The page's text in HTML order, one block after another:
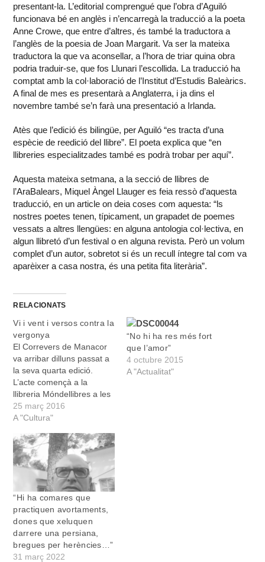
presentant-la. L’editorial comprengué que l’obra d’Aguiló
funcionava bé en anglès i n’encarregà la traducció a la poeta
Anne Crowe, que entre d’altres, és també la traductora a
l’anglès de la poesia de Joan Margarit. Va ser la mateixa
traductora la que va aconsellar, a l’hora de triar quina obra
podria traduir-se, que fos Llunari l’escollida. La traducció ha
comptat amb la col·laboració de l’Institut d’Estudis Baleàrics.
A final de mes es presentarà a Anglaterra, i ja dins el
novembre també se’n farà una presentació a Irlanda.
Atès que l’edició és bilingüe, per Aguiló “es tracta d’una
espècie de reedició del llibre”. El poeta explica que “en
llibreries especialitzades també es podrà trobar per aquí”.
Aquesta mateixa setmana, a la secció de llibres de
l’AraBalears, Miquel Àngel Llauger es feia ressò d’aquesta
traducció, en un article on deia coses com aquesta: “ls
nostres poetes tenen, típicament, un grapadet de poemes
vessats a altres llengües: en alguna antologia col·lectiva, en
algun llibretó d’un festival o en alguna revista. Però un volum
complet d’un autor, sobretot si és un recull íntegre tal com va
aparèixer a casa nostra, és una petita fita literària”.
RELACIONATS
Vi i vent i versos contra la
vergonya
El Correvers de Manacor
va arribar dilluns passat a
la seva quarta edició.
L’acte començà a la
llibreria Móndellibres a les
sis de l’horabaixa amb
l’assistència de més de
entre les quals hi havia al
delegada de Cultura,
Antònia Llodrà. Antònia
Matamalas, del col·lectiu
Manacor Poètic,…
25 març 2016
A "Cultura"
“No hi ha res més fort
que l’amor”
4 octubre 2015
A "Actualitat"
“Hi ha comares que
practiquen avortaments,
dones que xeluquen
darrere una persiana,
bregues per herències…”
31 març 2022